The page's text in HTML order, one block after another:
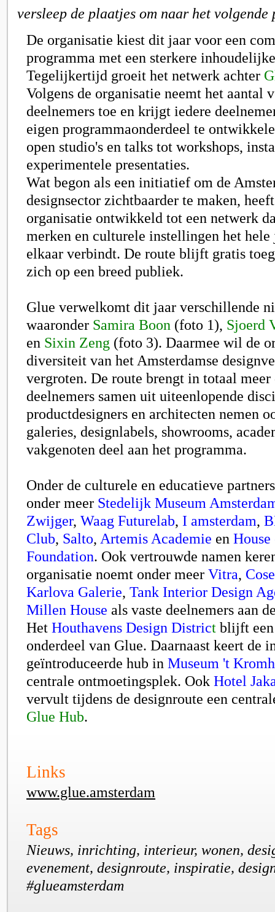
versleep de plaatjes om naar het
De organisatie kiest dit jaar voor een
programma met een sterkere
Tegelijkertijd groeit het netwerk achter
Volgens de organisatie neemt het aantal
deelnemers toe en krijgt iedere
eigen programmaonderdeel te
open studio's en talks tot workshops,
experimentele presentaties.
Wat begon als een initiatief om de
designsector zichtbaarder te maken,
organisatie ontwikkeld tot een netwerk
merken en culturele instellingen het hele
elkaar verbindt. De route blijft gratis
zich op een breed publiek.
Glue verwelkomt dit jaar verschillende
waaronder Samira Boon (foto 1), Sjoerd
en Sixin Zeng (foto 3). Daarmee wil de
diversiteit van het Amsterdamse
vergroten. De route brengt in totaal meer
deelnemers samen uit uiteenlopende
productdesigners en architecten nemen
galeries, designlabels, showrooms,
vakgenoten deel aan het programma.
Onder de culturele en educatieve
onder meer Stedelijk Museum
Zwijger, Waag Futurelab, I amsterdam,
Club, Salto, Artemis Academie en
Foundation. Ook vertrouwde namen
organisatie noemt onder meer Vitra,
Karlova Galerie, Tank Interior Design
Millen House als vaste deelnemers aan
Het Houthavens Design District blijft
onderdeel van Glue. Daarnaast keert de
geïntroduceerde hub in Museum 't
centrale ontmoetingsplek. Ook Hotel
vervult tijdens de designroute een
Glue Hub.
Links
www.glue.amsterdam
Tags
Nieuws, inrichting, interieur, wonen,
evenement, designroute, inspiratie,
#glueamsterdam